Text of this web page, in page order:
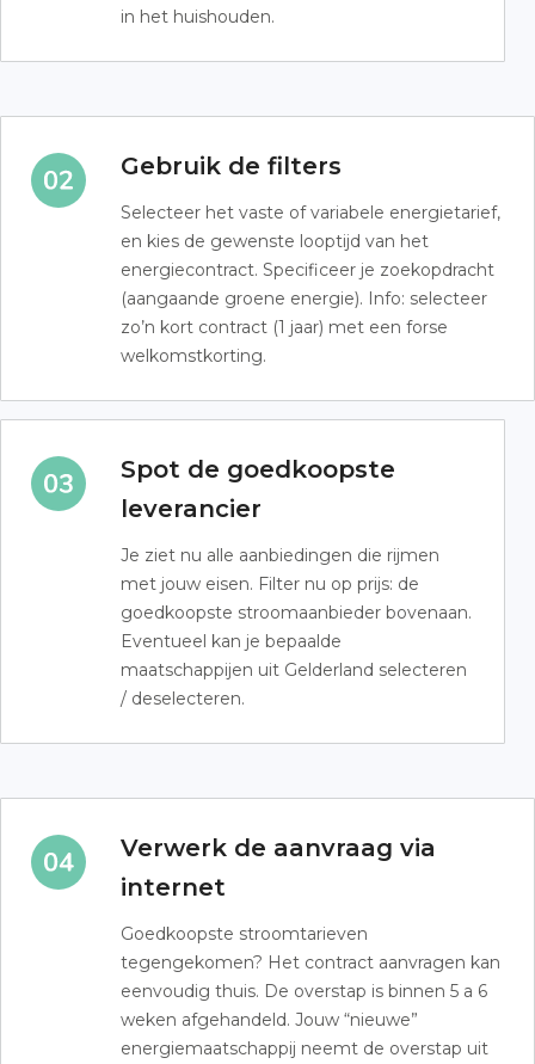
in het huishouden.
Gebruik de filters
Selecteer het vaste of variabele energietarief,
en kies de gewenste looptijd van het
energiecontract. Specificeer je zoekopdracht
(aangaande groene energie). Info: selecteer
zo’n kort contract (1 jaar) met een forse
welkomstkorting.
Spot de goedkoopste
leverancier
Je ziet nu alle aanbiedingen die rijmen
met jouw eisen. Filter nu op prijs: de
goedkoopste stroomaanbieder bovenaan.
Eventueel kan je bepaalde
maatschappijen uit Gelderland selecteren
/ deselecteren.
Verwerk de aanvraag via
internet
Goedkoopste stroomtarieven
tegengekomen? Het contract aanvragen kan
eenvoudig thuis. De overstap is binnen 5 a 6
weken afgehandeld. Jouw “nieuwe”
energiemaatschappij neemt de overstap uit